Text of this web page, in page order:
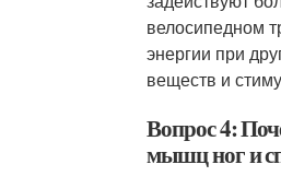
велосипедном
энергии при
веществ и
Вопрос 4:
мышц ног и